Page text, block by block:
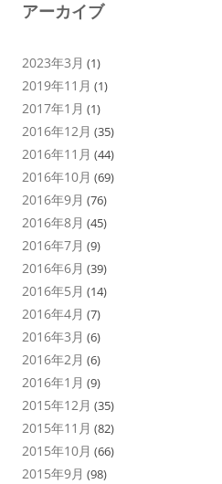
アーカイブ
2023年3月 (1)
2019年11月 (1)
2017年1月 (1)
2016年12月 (35)
2016年11月 (44)
2016年10月 (69)
2016年9月 (76)
2016年8月 (45)
2016年7月 (9)
2016年6月 (39)
2016年5月 (14)
2016年4月 (7)
2016年3月 (6)
2016年2月 (6)
2016年1月 (9)
2015年12月 (35)
2015年11月 (82)
2015年10月 (66)
2015年9月 (98)